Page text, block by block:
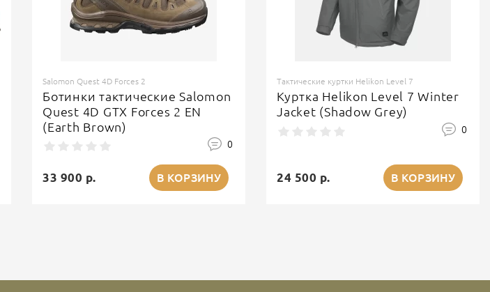
Salomon Quest 4D Forces 2
Ботинки тактические Salomon
Quest 4D GTX Forces 2 EN
(Earth Brown)
0
33 900 р. В КОРЗИНУ
Тактические куртки Helikon Level 7
Куртка Helikon Level 7 Winter
Jacket (Shadow Grey)
0
24 500 р. В КОРЗИНУ